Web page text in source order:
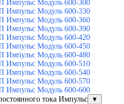
Импульс Модуль 600-300
Импульс Модуль 600-330
Импульс Модуль 600-360
Импульс Модуль 600-390
Импульс Модуль 600-420
Импульс Модуль 600-450
Импульс Модуль 600-480
Импульс Модуль 600-510
Импульс Модуль 600-540
Импульс Модуль 600-570
Импульс Модуль 600-600
тока Импульс
▼